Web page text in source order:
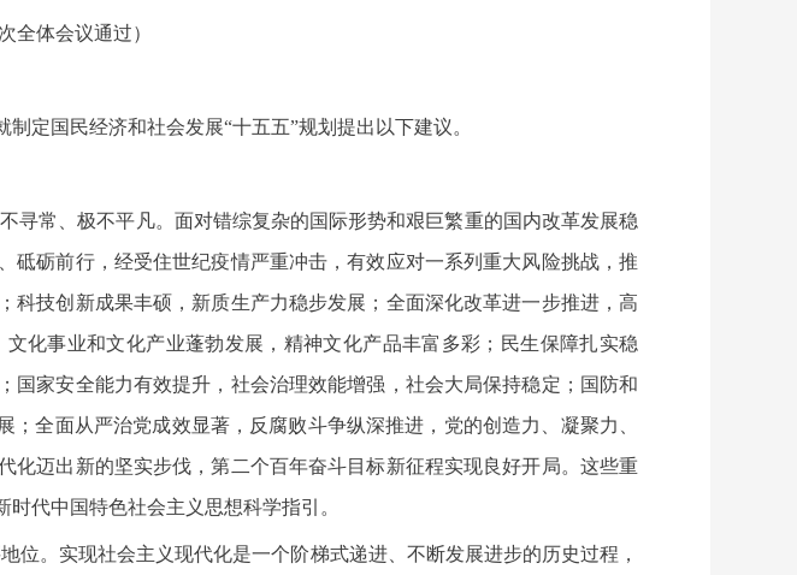
全体会议通过）
定国民经济和社会发展“十五五”规划提出以下建议。
寻常、极不平凡。面对错综复杂的国际形势和艰巨繁重的国内改革发展稳
砺前行，经受住世纪疫情严重冲击，有效应对一系列重大风险挑战，推
技创新成果丰硕，新质生产力稳步发展；全面深化改革进一步推进，高
化事业和文化产业蓬勃发展，精神文化产品丰富多彩；民生保障扎实稳
家安全能力有效提升，社会治理效能增强，社会大局保持稳定；国防和
全面从严治党成效显著，反腐败斗争纵深推进，党的创造力、凝聚力、
迈出新的坚实步伐，第二个百年奋斗目标新征程实现良好开局。这些重
代中国特色社会主义思想科学指引。
位。实现社会主义现代化是一个阶梯式递进、不断发展进步的历史过程，